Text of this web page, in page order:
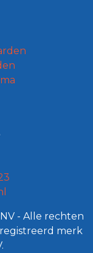
- Alle rechten
merk